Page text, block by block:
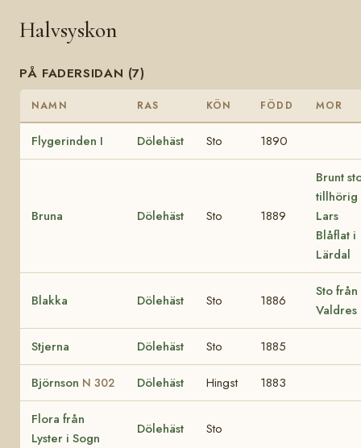
Halvsyskon
PÅ FADERSIDAN (7)
NAMN RAS KÖN FÖDD MOR
Flygerinden I Dölehäst Sto 1890
Bruna Dölehäst Sto 1889
Brunt
tillhörig
Lars
Blåflat i
Lärdal
Blakka Dölehäst Sto 1886
Sto från
Valdres
Stjerna Dölehäst Sto 1885
Björnson N 302 Dölehäst Hingst 1883
Flora från
Lyster i Sogn
Dölehäst Sto